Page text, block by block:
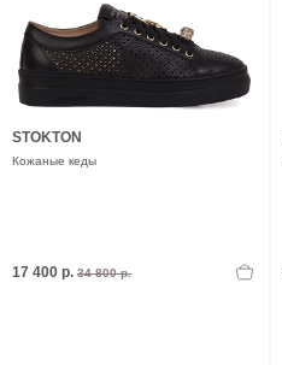
STOKTON
Кожаные кеды
17 400 р. 34 800 р.